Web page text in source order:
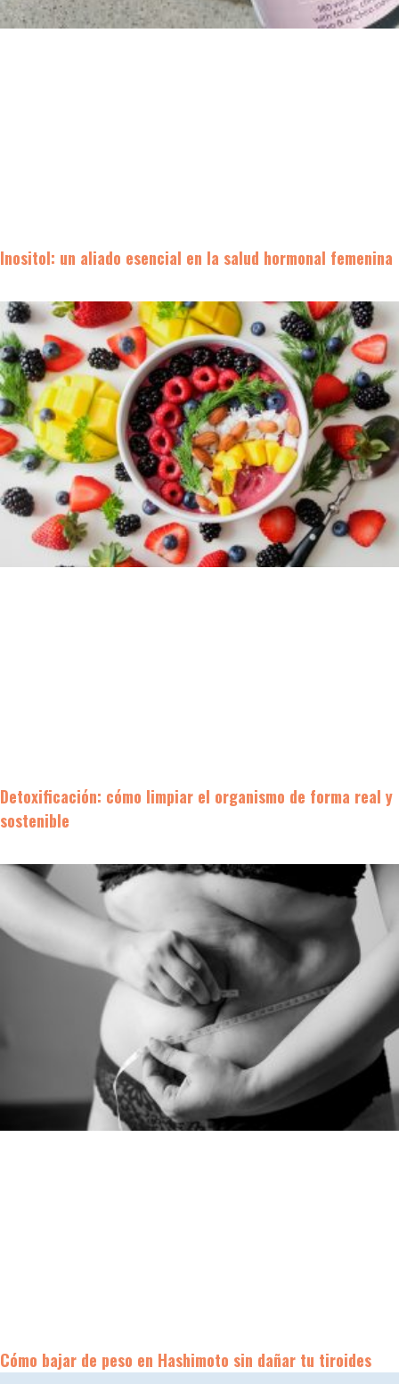
Inositol: un aliado esencial en la salud hormonal femenina
Detoxificación: cómo limpiar el organismo de forma real y
sostenible
Cómo bajar de peso en Hashimoto sin dañar tu tiroides